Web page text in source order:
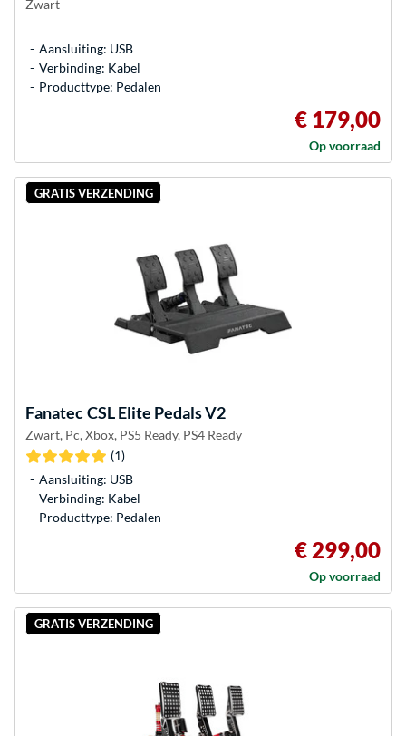
Zwart
Aansluiting: USB
Verbinding: Kabel
Producttype: Pedalen
€ 179,00
Op voorraad
GRATIS VERZENDING
FanatecCSL Elite Pedals V2
Zwart, Pc, Xbox, PS5 Ready, PS4 Ready
(1)
Aansluiting: USB
Verbinding: Kabel
Producttype: Pedalen
€ 299,00
Op voorraad
GRATIS VERZENDING